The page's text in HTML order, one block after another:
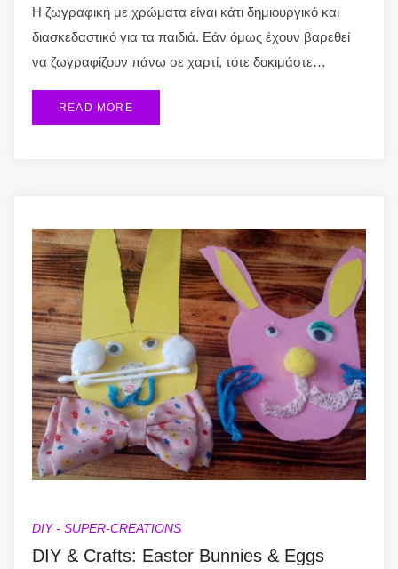
Η ζωγραφική με χρώματα είναι κάτι δημιουργικό και
διασκεδαστικό για τα παιδιά. Εάν όμως έχουν βαρεθεί
να ζωγραφίζουν πάνω σε χαρτί, τότε δοκιμάστε…
READ MORE
DIY - SUPER-CREATIONS
DIY & Crafts: Easter Bunnies & Eggs